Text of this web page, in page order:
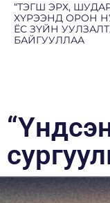
“ТЭГШ ЭРХ,
ХҮРЭЭНД ОРОН
ЁС ЗҮЙН
БАЙГУУЛЛАА